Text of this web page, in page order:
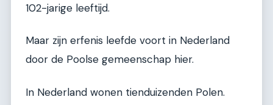
102-jarige leeftijd.
Maar zijn erfenis leefde voort in Nederland
door de Poolse gemeenschap hier.
In Nederland wonen tienduizenden Polen.